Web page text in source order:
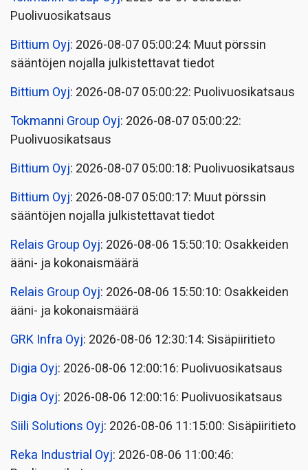
Puolivuosikatsaus
Bittium Oyj: 2026-08-07 05:00:24: Muut pörssin
sääntöjen nojalla julkistettavat tiedot
Bittium Oyj: 2026-08-07 05:00:22: Puolivuosikatsaus
Tokmanni Group Oyj: 2026-08-07 05:00:22:
Puolivuosikatsaus
Bittium Oyj: 2026-08-07 05:00:18: Puolivuosikatsaus
Bittium Oyj: 2026-08-07 05:00:17: Muut pörssin
sääntöjen nojalla julkistettavat tiedot
Relais Group Oyj: 2026-08-06 15:50:10: Osakkeiden
ääni- ja kokonaismäärä
Relais Group Oyj: 2026-08-06 15:50:10: Osakkeiden
ääni- ja kokonaismäärä
GRK Infra Oyj: 2026-08-06 12:30:14: Sisäpiiritieto
Digia Oyj: 2026-08-06 12:00:16: Puolivuosikatsaus
Digia Oyj: 2026-08-06 12:00:16: Puolivuosikatsaus
Siili Solutions Oyj: 2026-08-06 11:15:00: Sisäpiiritieto
Reka Industrial Oyj: 2026-08-06 11:00:46: